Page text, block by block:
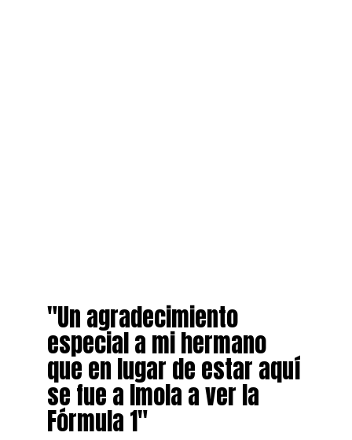
"Un agradecimiento
especial a mi hermano
que en lugar de estar aquí
se fue a Imola a ver la
Fórmula 1"